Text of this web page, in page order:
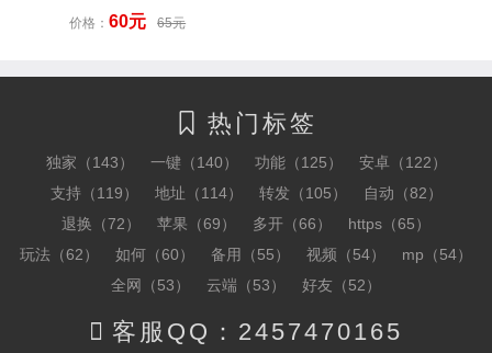
质保180天质保330天质保
价格：60元 65元
 热门标签
独家（143） 一键（140） 功能（125）
安卓（122）
支持（119）
地址（114） 转发（105）
自动（82）
退换（72）
苹果（69） 多开（66）
https（65）
玩法（62）
如何（60） 备用（55） 视频（54）
mp（54）
全网（53）
云端（53） 好友（52）
 客服QQ：2457470165